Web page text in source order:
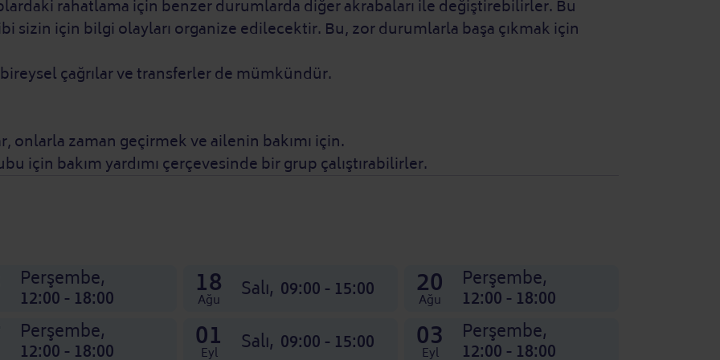
rahatlama için benzer durumlarda diğer akrabaları ile değiştirebilirler. Bu
sizin için bilgi olayları organize edilecektir. Bu, zor durumlarla başa çıkmak için
çağrılar ve transferler de mümkündür.
onlarla zaman geçirmek ve ailenin bakımı için.
için bakım yardımı çerçevesinde bir grup çalıştırabilirler.
Perşembe,
12:00 - 18:00 18
Ağu Salı, 09:00 - 15:00 20
Ağu
Perşembe,
12:00 - 18:00
Perşembe,
12:00 - 18:00 01
Eyl Salı, 09:00 - 15:00 03
Eyl
Perşembe,
12:00 - 18:00